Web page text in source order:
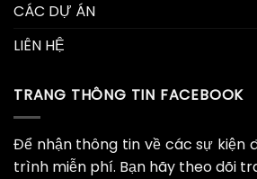
CÁC DỰ ÁN
LIÊN HỆ
TRANG THÔNG TIN FACEBOOK
Để nhận thông tin về các sự kiện
trình miễn phí. Bạn hãy theo dõi